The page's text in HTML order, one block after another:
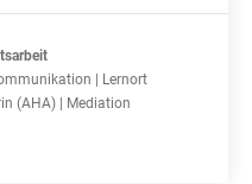
| Lernort
(AHA) | Mediation